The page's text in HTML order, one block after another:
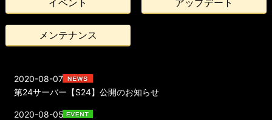
イベント アップデート
メンテナンス
第24サーバー【S24】公開のお知らせ
2020-08-07
2020-08-05